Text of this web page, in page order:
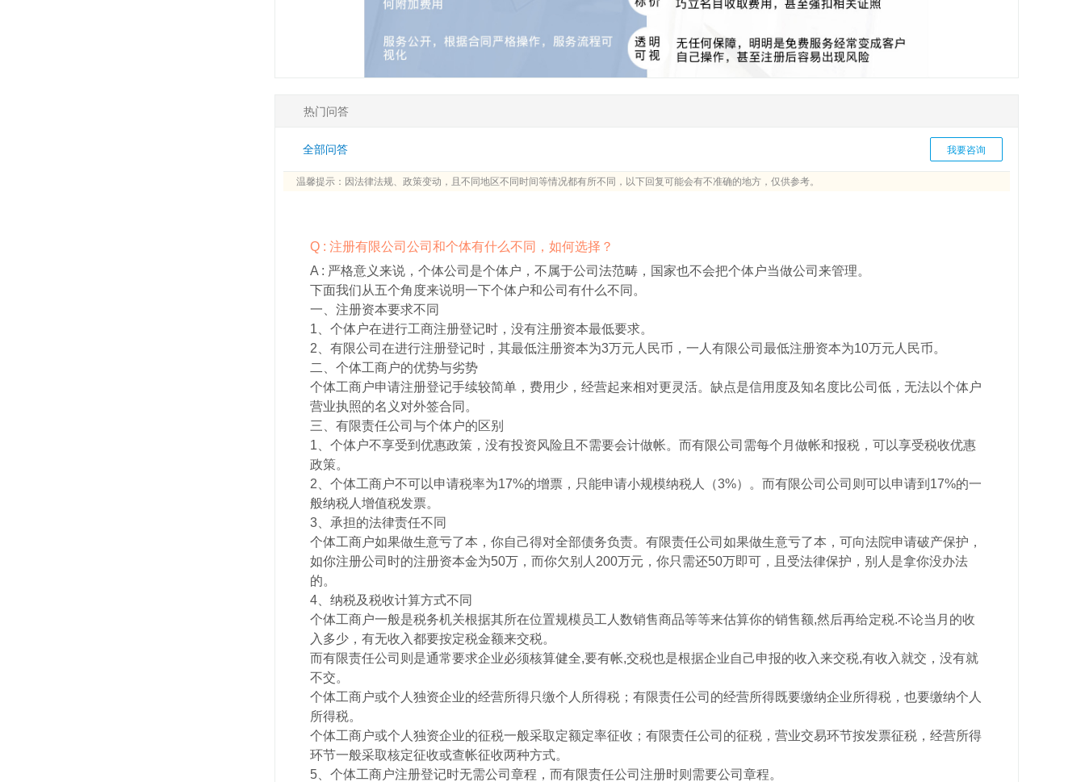
热门问答
我要咨询
全部问答
温馨提示：因法律法规、政策变动，且不同地区不同时间等情况都有所不同，以下回复可能会有不准确的地方，仅供参考。
Q : 注册有限公司公司和个体有什么不同，如何选择？
A : 严格意义来说，个体公司是个体户，不属于公司法范畴，国家也不会把个体户当做公司来管理。
下面我们从五个角度来说明一下个体户和公司有什么不同。
一、注册资本要求不同
1、个体户在进行工商注册登记时，没有注册资本最低要求。
2、有限公司在进行注册登记时，其最低注册资本为3万元人民币，一人有限公司最低注册资本为10万元人民币。
二、个体工商户的优势与劣势
个体工商户申请注册登记手续较简单，费用少，经营起来相对更灵活。缺点是信用度及知名度比公司低，无法以个体户
营业执照的名义对外签合同。
三、有限责任公司与个体户的区别
1、个体户不享受到优惠政策，没有投资风险且不需要会计做帐。而有限公司需每个月做帐和报税，可以享受税收优惠
政策。
2、个体工商户不可以申请税率为17%的增票，只能申请小规模纳税人（3%）。而有限公司公司则可以申请到17%的一
般纳税人增值税发票。
3、承担的法律责任不同
个体工商户如果做生意亏了本，你自己得对全部债务负责。有限责任公司如果做生意亏了本，可向法院申请破产保护，
如你注册公司时的注册资本金为50万，而你欠别人200万元，你只需还50万即可，且受法律保护，别人是拿你没办法
的。
4、纳税及税收计算方式不同
个体工商户一般是税务机关根据其所在位置规模员工人数销售商品等等来估算你的销售额,然后再给定税.不论当月的收
入多少，有无收入都要按定税金额来交税。
而有限责任公司则是通常要求企业必须核算健全,要有帐,交税也是根据企业自己申报的收入来交税,有收入就交，没有就
不交。
个体工商户或个人独资企业的经营所得只缴个人所得税；有限责任公司的经营所得既要缴纳企业所得税，也要缴纳个人
所得税。
个体工商户或个人独资企业的征税一般采取定额定率征收；有限责任公司的征税，营业交易环节按发票征税，经营所得
环节一般采取核定征收或查帐征收两种方式。
5、个体工商户注册登记时无需公司章程，而有限责任公司注册时则需要公司章程。